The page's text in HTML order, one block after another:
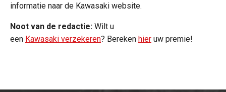
informatie naar de Kawasaki website.
Noot van de redactie: Wilt u
een Kawasaki verzekeren? Bereken hier uw premie!